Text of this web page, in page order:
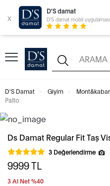
x
D'S damat
D'S damat mobil
D'S Damat Giyim
Palto
Ds Damat Regular Fit Taş
3 Değerlendirme
9999TL
3 Al Net %40